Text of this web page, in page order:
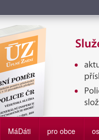
příslušníků bezpečnostních
MáDáti pro obce